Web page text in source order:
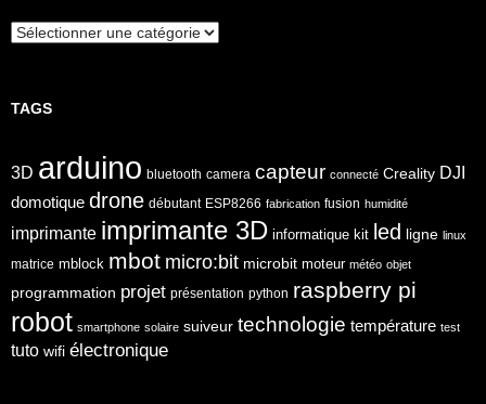
Catégories
TAGS
3D arduino bluetooth camera capteur connecté Creality DJI
domotique drone débutant ESP8266 fabrication fusion humidité
imprimante imprimante 3D informatique kit led ligne linux
matrice mblock mbot micro:bit microbit moteur météo objet
programmation projet présentation python raspberry pi
robot smartphone solaire suiveur technologie température test
tuto wifi électronique